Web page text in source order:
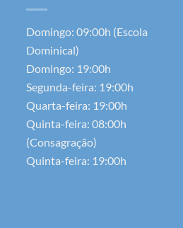
Domingo: 09:00h (Escola
Dominical)
Domingo: 19:00h
Segunda-feira: 19:00h
Quarta-feira: 19:00h
Quinta-feira: 08:00h
(Consagração)
Quinta-feira: 19:00h